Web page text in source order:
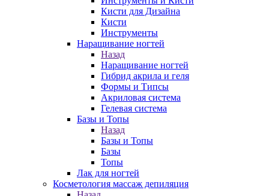
Кисти для Дизайна
Кисти
Инструменты
Наращивание ногтей
Назад
Наращивание ногтей
Гибрид акрила и геля
Формы и Типсы
Акриловая система
Гелевая система
Базы и Топы
Назад
Базы и Топы
Базы
Топы
Лак для ногтей
Косметология массаж депиляция